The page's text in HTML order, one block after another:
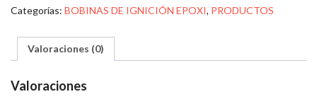
Categorías: BOBINAS DE IGNICIÓN EPOXI, PRODUCTOS
Valoraciones (0)
Valoraciones